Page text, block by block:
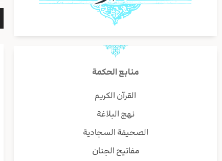
منابع الحكمة
القرآن الكريم
نهج البلاغة
الصحيفة السجادية
مفاتيح الجنان